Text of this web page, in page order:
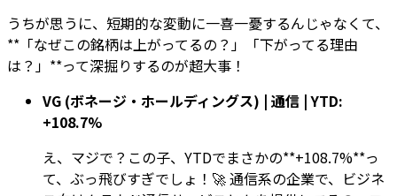
うちが思うに、短期的な変動に一喜一憂するんじゃなくて、
**「なぜこの銘柄は上がってるの？」「下がってる理由
は？」**って深掘りするのが超大事！
VG (ボネージ・ホールディングス) | 通信 | YTD:
+108.7%
え、マジで？この子、YTDでまさかの**+108.7%**っ
て、ぶっ飛びすぎでしょ！🚀 通信系の企業で、ビジネ